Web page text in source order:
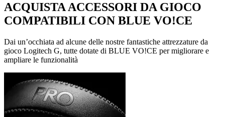
ACQUISTA ACCESSORI DA GIOCO
COMPATIBILI CON BLUE VO!CE
Dai un’occhiata ad alcune delle nostre fantastiche attrezzature da
gioco Logitech G, tutte dotate di BLUE VO!CE per migliorare e
ampliare le funzionalità